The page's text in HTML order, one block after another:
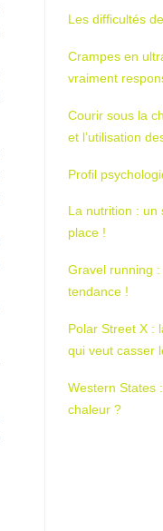
Les difficultés
Crampes en
vraiment
Courir sous la
et l’utilisation
Profil
La nutrition : un
place !
Gravel running
tendance !
Polar Street X :
qui veut casser
Western States
chaleur ?